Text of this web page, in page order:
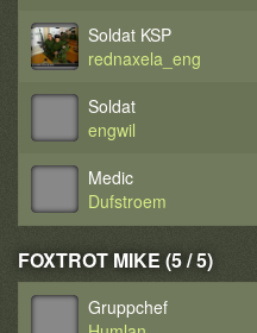
Soldat KSP
rednaxela_eng
Soldat
engwil
Medic
Dufstroem
FOXTROT MIKE (5 / 5)
Gruppchef